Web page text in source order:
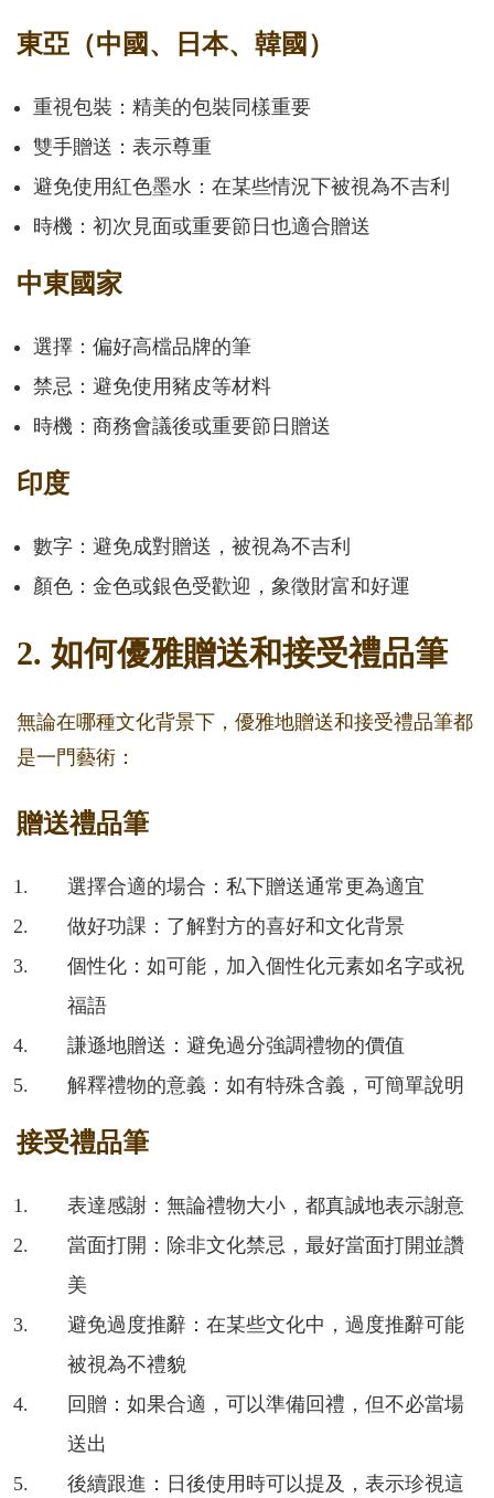
東亞（中國、日本、韓國）
重視包裝：精美的包裝同樣重要
雙手贈送：表示尊重
避免使用紅色墨水：在某些情況下被視為不吉利
時機：初次見面或重要節日也適合贈送
中東國家
選擇：偏好高檔品牌的筆
禁忌：避免使用豬皮等材料
時機：商務會議後或重要節日贈送
印度
數字：避免成對贈送，被視為不吉利
顏色：金色或銀色受歡迎，象徵財富和好運
2. 如何優雅贈送和接受禮品筆
無論在哪種文化背景下，優雅地贈送和接受禮品筆都
是一門藝術：
贈送禮品筆
選擇合適的場合：私下贈送通常更為適宜
做好功課：了解對方的喜好和文化背景
個性化：如可能，加入個性化元素如名字或祝
福語
謙遜地贈送：避免過分強調禮物的價值
解釋禮物的意義：如有特殊含義，可簡單說明
接受禮品筆
表達感謝：無論禮物大小，都真誠地表示謝意
當面打開：除非文化禁忌，最好當面打開並讚
美
避免過度推辭：在某些文化中，過度推辭可能
被視為不禮貌
回贈：如果合適，可以準備回禮，但不必當場
送出
後續跟進：日後使用時可以提及，表示珍視這